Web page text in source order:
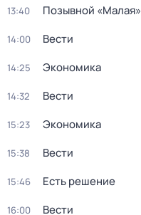
13:40 Позывной «Малая»
14:00 Вести
14:25 Экономика
14:32 Вести
15:23 Экономика
15:38 Вести
15:46 Есть решение
16:00 Вести